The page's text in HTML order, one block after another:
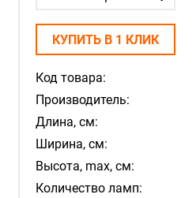
Код товара:
Производитель:
Длина, см:
Ширина, см:
Высота, max, см:
Количество ламп:
КУПИТЬ В 1 КЛИК